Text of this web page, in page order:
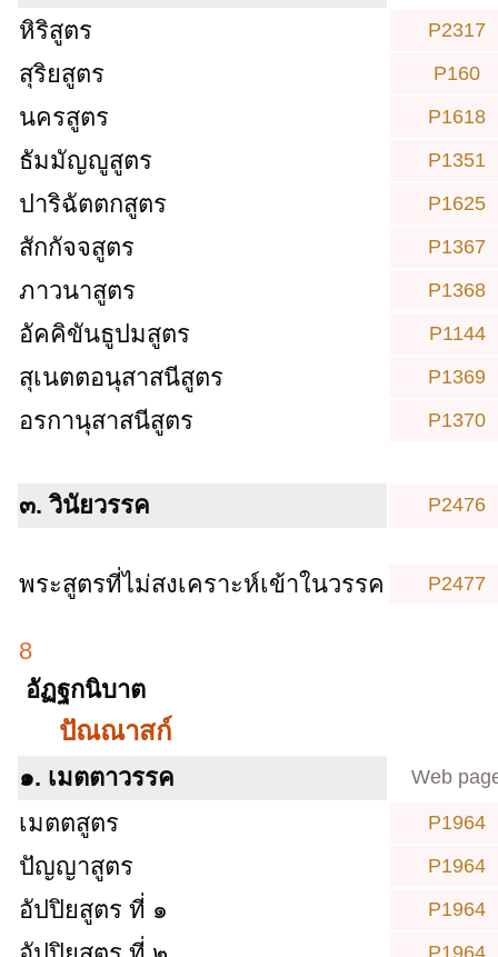
หิริสูตร P2317
สุริยสูตร P160
นครสูตร P1618
ธัมมัญญูสูตร P1351
ปาริฉัตตกสูตร P1625
สักกัจจสูตร P1367
ภาวนาสูตร P1368
อัคคิขันธูปมสูตร P1144
สุเนตตอนุสาสนีสูตร P1369
อรกานุสาสนีสูตร P1370
๓. วินัยวรรค P2476
พระสูตรที่ไม่สงเคราะห์เข้าในวรรค P2477
8
อัฏฐกนิบาต
ปัณณาสก์
๑. เมตตาวรรค Web
เมตตสูตร P1964
ปัญญาสูตร P1964
อัปปิยสูตร ที่ ๑ P1964
P1964